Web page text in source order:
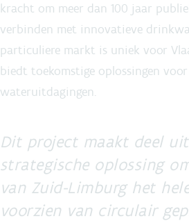
kracht om meer dan 100 jaar
verbinden met innovatieve
particuliere markt is uniek voor
biedt toekomstige oplossingen
wateruitdagingen.
Dit project maakt deel
strategische oplossing
van Zuid-Limburg het
voorzien van circulair